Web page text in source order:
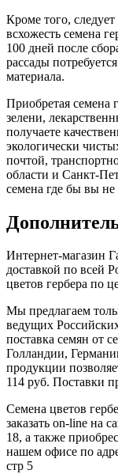
Кроме того,
всхожесть семена
100 дней после
рассады
материала.
Приобретая семена
зелени,
получаете
экологически
почтой,
области и Санкт-
семена где бы вы не
Интернет-магазин
доставкой по всей
цветов гербера по
Мы предлагаем
ведущих
поставка семян от
Голландии,
продукции
114 руб. Поставки
Семена цветов
заказать on-line на
18, а также
нашем офисе по
стр 5